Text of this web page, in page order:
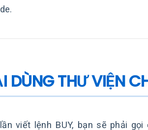
DÙNG THƯ VIỆN
viết lệnh BUY, bạn sẽ phải gọi